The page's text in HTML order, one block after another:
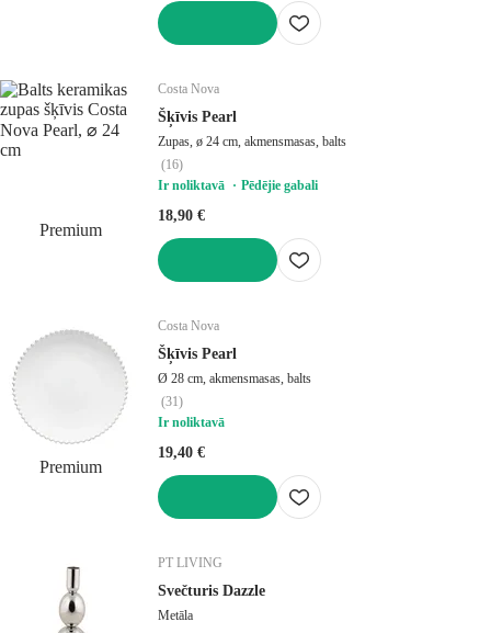
Premium
Costa Nova
Šķīvis Pearl
Zupas, ø 24 cm, akmensmasas, balts
(16)
Ir noliktavā
Pēdējie gabali
18,90 €
Premium
Costa Nova
Šķīvis Pearl
Ø 28 cm, akmensmasas, balts
(31)
Ir noliktavā
19,40 €
PT LIVING
Svečturis Dazzle
Metāla